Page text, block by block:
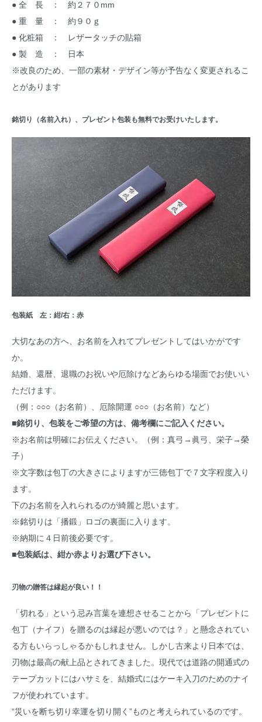
● 全 長 ： 約２７０mm
● 重 量 ： 約９０ｇ
● 化粧箱 ： レザータッチの貼箱
● 製 造 ： 日本
※改良のため、一部の素材・デザイン等が予告なく変更されるこ
とがあります
銘切り（名前入れ）、プレゼント包装も無料でお受けいたします。
包装紙 左：紺/右：赤
大切なあの方へ、お名前を入れてプレゼントしてはいかがです
か。
結婚、還暦、退職のお祝いや厄除けなどあらゆる場面でお使いい
ただけます。
（例：○○○（お名前）、厄除開運 ○○○（お名前）など）
■銘切り、包装をご希望の方は、 備考欄にご記入ください。
※お名前は明確にお伝えください。（例：真弓→眞弓、栄子→榮
子）
※文字数は包丁の大きさによりますが三徳包丁で７文字程度入り
ます。
下のお名前を入れられるのが綺麗と思います。
※銘切りは「播鍛」ロゴの裏面に入ります。
※納期に４日前後必要です。
■包装紙は、紺か赤よりお選び下さい。
刃物の贈答は縁起が良い！！
「切れる」という忌み言葉を連想させることから「プレゼントに
包丁（ナイフ）を贈るのは縁起が悪いのでは？」と懸念されてい
る方もいらっしゃるかもしれません。しかし古来より日本では、
刃物は最高の献上品とされてきました。現代では道路の開通式の
テープカットにはハサミを、結婚式にはケーキ入刀のためのナイ
フが使われています。
“災いを断ち切り幸運を切り開く”ものと考えられているのです。